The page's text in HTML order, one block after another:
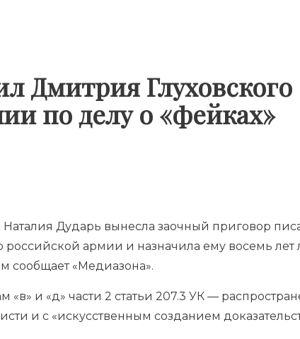
Дмитрия Глуховского
по делу о «фейках»
Дударь вынесла заочный приговор
российской армии и назначила ему восемь
сообщает «Медиазона».
«в» и «д» части 2 статьи 207.3 УК —
и с «искусственным созданием